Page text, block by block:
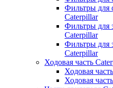
Фильтры для
Caterpillar
Фильтры для
Caterpillar
Фильтры для
Caterpillar
Ходовая часть
Ходовая
Ходовая